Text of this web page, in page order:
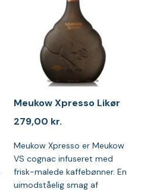
Meukow Xpresso Likør
279,00 kr.
Meukow Xpresso er Meukow
VS cognac infuseret med
frisk-malede kaffebønner. En
uimodståelig smag af